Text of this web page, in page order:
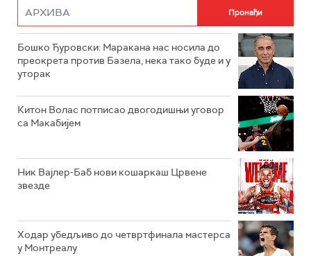
Бошко Ђуровски: Маракана нас носила до
преокрета против Базела, нека тако буде и у
уторак
Китон Волас потписао двогодишњи уговор
са Макабијем
Ник Вајлер-Баб нови кошаркаш Црвене
звезде
Ходар убедљиво до четвртфинала мастерса
у Монтреалу